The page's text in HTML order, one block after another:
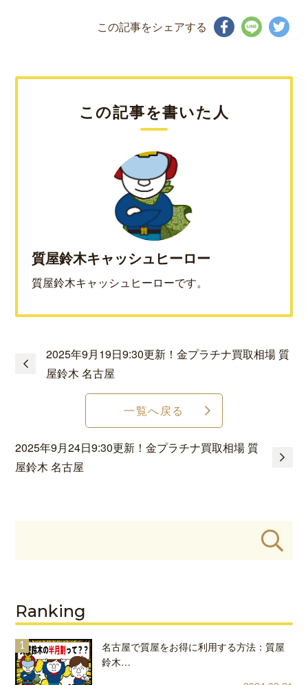
この記事をシェアする
この記事を書いた人
質屋鈴木キャッシュヒーロー
質屋鈴木キャッシュヒーローです。
2025年9月19日9:30更新！金プラチナ買取相場 質
屋鈴木 名古屋
一覧へ戻る
2025年9月24日9:30更新！金プラチナ買取相場 質
屋鈴木 名古屋
Ranking
名古屋で質屋をお得に利用する方法：質屋
鈴木…